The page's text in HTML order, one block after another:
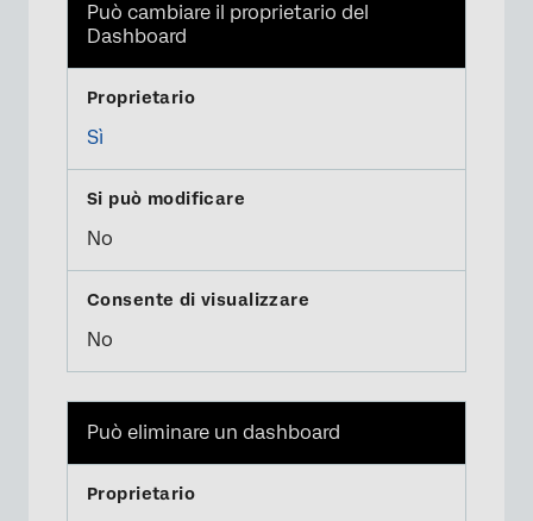
Può cambiare il proprietario del
Dashboard
Sì
No
No
Può eliminare un dashboard